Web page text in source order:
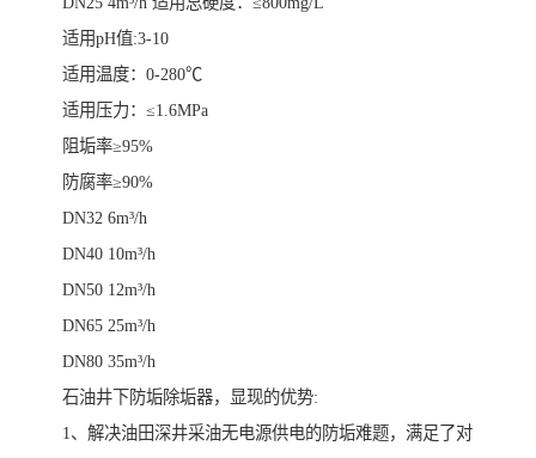
适用pH值:3-10
适用温度：0-280℃
适用压力：≤1.6MPa
阻垢率≥95%
防腐率≥90%
DN32 6m³/h
DN40 10m³/h
DN50 12m³/h
DN65 25m³/h
DN80 35m³/h
石油井下防垢除垢器，显现的优势:
1、解决油田深井采油无电源供电的防垢难题，满足了对